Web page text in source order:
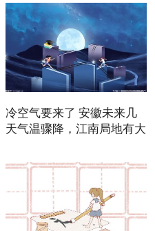
冷空气要来了 安徽未来几
天气温骤降，江南局地有大